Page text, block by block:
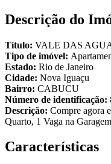
Descrição do
Título: VALE DAS
Tipo de imóvel:
Estado: Rio de Janeiro
Cidade: Nova Iguaçu
Bairro: CABUCU
Número de identificação:
Descrição: Compre agora
Quarto, 1 Vaga na
Características